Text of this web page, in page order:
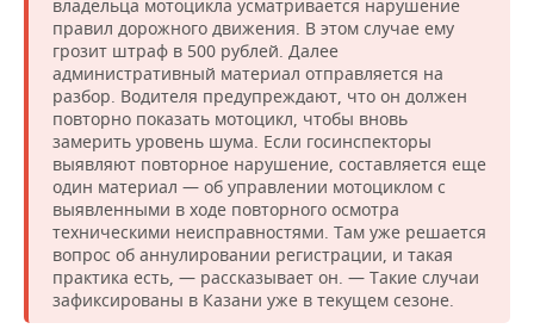
владельца мотоцикла усматривается нарушение
правил дорожного движения. В этом случае ему
грозит штраф в 500 рублей. Далее
административный материал отправляется на
разбор. Водителя предупреждают, что он должен
повторно показать мотоцикл, чтобы вновь
замерить уровень шума. Если госинспекторы
выявляют повторное нарушение, составляется еще
один материал — об управлении мотоциклом с
выявленными в ходе повторного осмотра
техническими неисправностями. Там уже решается
вопрос об аннулировании регистрации, и такая
практика есть, — рассказывает он. — Такие случаи
зафиксированы в Казани уже в текущем сезоне.